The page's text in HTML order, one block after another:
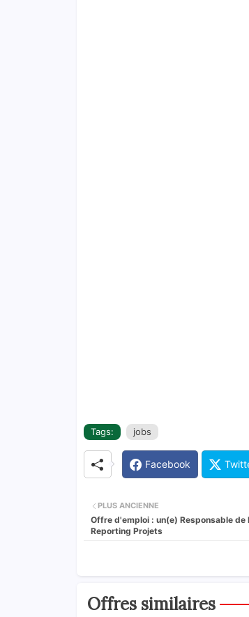
Tags: jobs
Facebook
PLUS ANCIENNE
Offre d'emploi : un(e) Responsable de
Reporting Projets
Offres similaires